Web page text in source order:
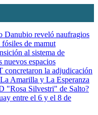
Danubio reveló naufragios
de mamut
al sistema de
nuevos espacios
la adjudicación
Amarilla y La Esperanza
"Rosa Silvestri" de Salto?
entre el 6 y el 8 de